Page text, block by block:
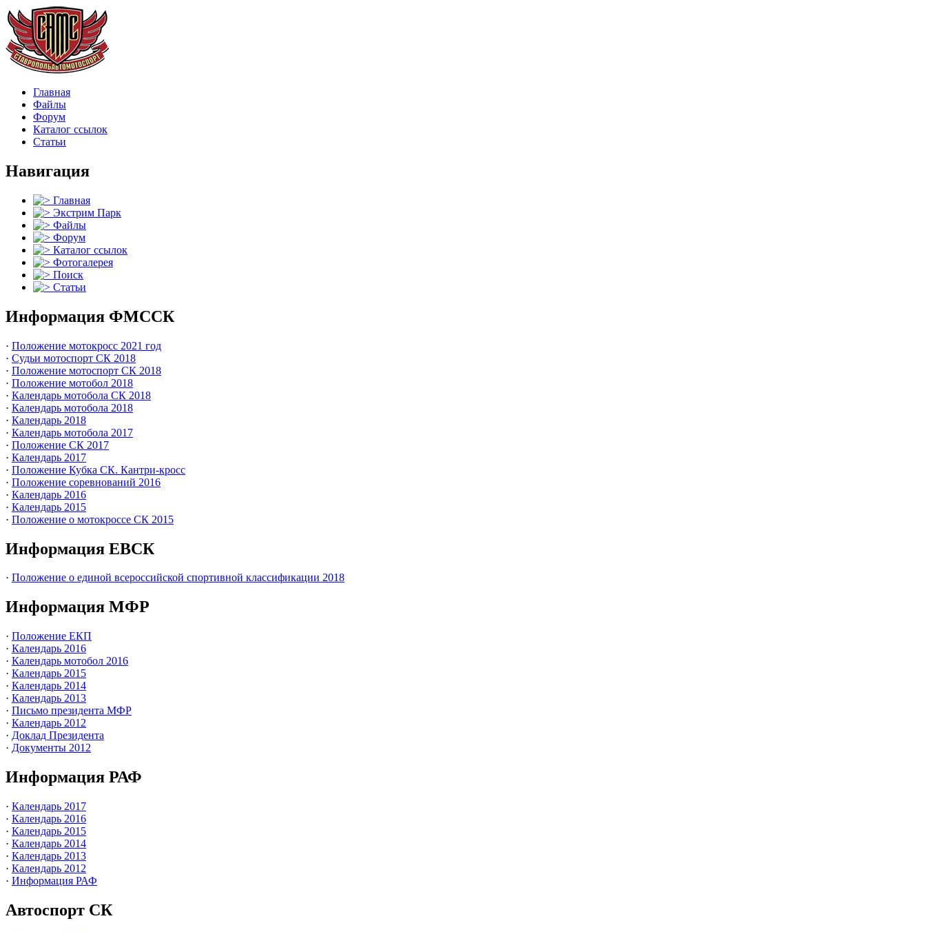
Главная
Файлы
Форум
Каталог ссылок
Статьи
Навигация
Главная
Экстрим Парк
Файлы
Форум
Каталог ссылок
Фотогалерея
Поиск
Статьи
Информация ФМССК
· Положение мотокросс 2021 год
· Судьи мотоспорт СК 2018
· Положение мотоспорт СК 2018
· Положение мотобол 2018
· Календарь мотобола СК 2018
· Календарь мотобола 2018
· Календарь 2018
· Календарь мотобола 2017
· Положение СК 2017
· Календарь 2017
· Положение Кубка СК. Кантри-кросс
· Положение соревнований 2016
· Календарь 2016
· Календарь 2015
· Положение о мотокроссе СК 2015
Информация ЕВСК
· Положение о единой всероссийской спортивной классификации 2018
Информация МФР
· Положение ЕКП
· Календарь 2016
· Календарь мотобол 2016
· Календарь 2015
· Календарь 2014
· Календарь 2013
· Письмо президента МФР
· Календарь 2012
· Доклад Президента
· Документы 2012
Информация РАФ
· Календарь 2017
· Календарь 2016
· Календарь 2015
· Календарь 2014
· Календарь 2013
· Календарь 2012
· Информация РАФ
Автоспорт СК